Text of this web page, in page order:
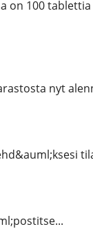
on 100
nyt